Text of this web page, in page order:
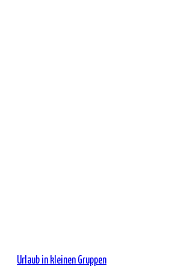
Urlaub in kleinen Gruppen